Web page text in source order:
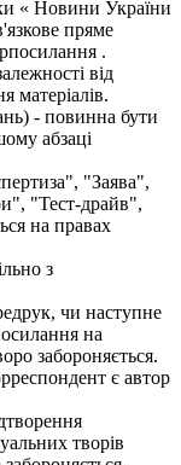
« Новини України
пряме
.
від
матеріалів.
- повинна бути
абзаці
"Заява",
"Тест-драйв",
на правах
з
чи наступне
на
забороняється.
є автор
творів